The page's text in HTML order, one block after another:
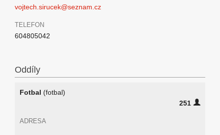
vojtech.sirucek@seznam.cz
TELEFON
604805042
Oddíly
Fotbal (fotbal)
251
ADRESA